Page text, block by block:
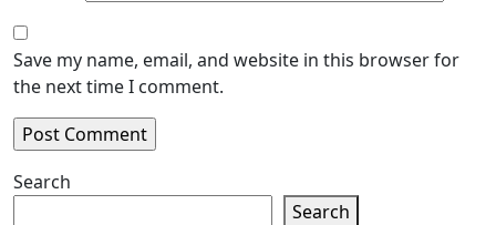
Save my name, email, and website in this browser for
the next time I comment.
Search
Search